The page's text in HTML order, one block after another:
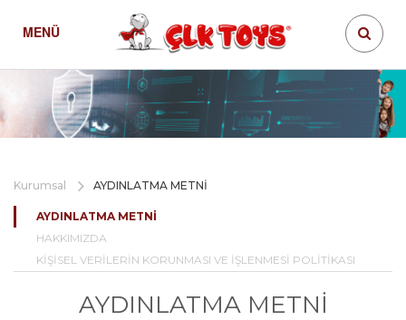
MENÜ
Kurumsal AYDINLATMA METNİ
AYDINLATMA METNİ
HAKKIMIZDA
KİŞİSEL VERİLERİN KORUNMASI VE İŞLENMESİ POLİTİKASI
AYDINLATMA METNİ